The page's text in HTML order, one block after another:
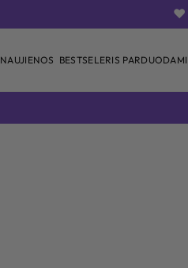
❤️
NAUJIENOS BESTSELERIS PARDUODAMI